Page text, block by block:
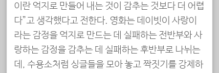
이란 억지로 만들어 내는 것이 감추는 것보다 더 어렵
다”고 생각했다고 전한다. 영화는 데이빗이 사랑이
라는 감정을 억지로 만드는 데 실패하는 전반부와 사
랑하는 감정을 감추는 데 실패하는 후반부로 나뉘는
데, 수용소처럼 싱글들을 모아 놓고 짝짓기를 강제하